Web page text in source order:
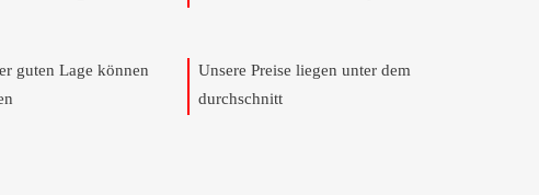
guten Lage können
Unsere Preise liegen unter dem
durchschnitt